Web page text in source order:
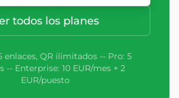
todos los planes
enlaces, QR ilimitados -- Pro: 5
-- Enterprise: 10 EUR/mes + 2
EUR/puesto